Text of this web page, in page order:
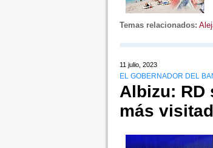
Temas relacionados:
11 julio, 2023
EL GOBERNADOR DEL
Albizu: RD
más